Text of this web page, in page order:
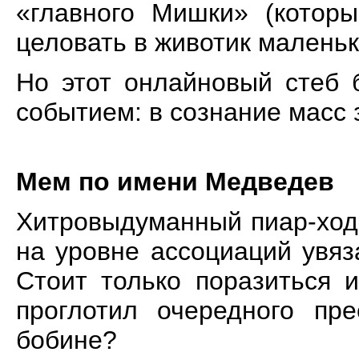
«главного Мишки»
целовать в животик
Но этот онлайновый стеб
событием: в сознание масс
Мем по имени Медведев
Хитровыдуманный пиар-
на уровне ассоциаций
Стоит только поразиться
проглотил очередного
бобине?